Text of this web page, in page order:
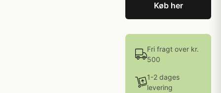
Køb her
Fri fragt over kr.
500
1-2 dages
levering